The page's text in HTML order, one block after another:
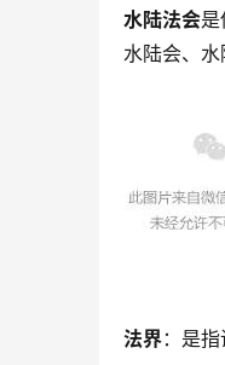
水陆法会
水陆会、
法界：是